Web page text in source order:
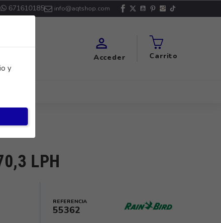
y
671610185 info@aqtshop.com

Acceder Carrito
LPH
REFERENCIA
55362